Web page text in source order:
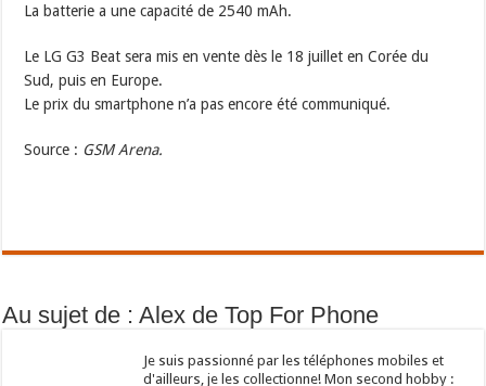
La batterie a une capacité de 2540 mAh.
Le LG G3 Beat sera mis en vente dès le 18 juillet en Corée du
Sud, puis en Europe.
Le prix du smartphone n’a pas encore été communiqué.
Source : GSM Arena.
Au sujet de : Alex de Top For Phone
Je suis passionné par les téléphones mobiles et
d'ailleurs, je les collectionne! Mon second hobby :